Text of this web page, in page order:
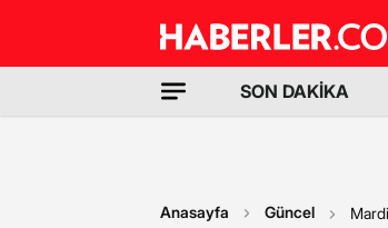
SON DAKİKA
Anasayfa Güncel